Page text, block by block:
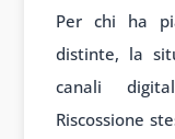
Per chi ha
distinte, la
canali
Riscossione